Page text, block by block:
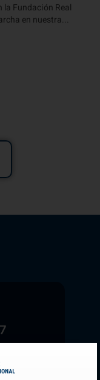
Fundación Real
en nuestra...